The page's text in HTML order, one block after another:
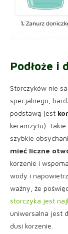
Podłoże i
Storczyków nie
specjalnego,
podstawą jest
keramzytu).
szybkie
mieć liczne
korzenie i
wody i
ważny, że
storczyka jest
uniwersalna jest
dusi korzenie.